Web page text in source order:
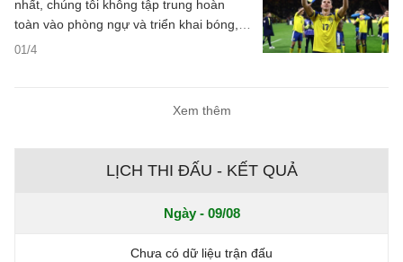
01/4
nhất, chúng tôi không tập trung hoàn
toàn vào phòng ngự và triển khai bóng,”
Viktor Gyokeres thốt lên hồi tháng 10 sau
Chúng tôi không xứng đáng có được điều
Xem thêm
LỊCH THI ĐẤU - KẾT QUẢ
Ngày - 09/08
Chưa có dữ liệu trận đấu